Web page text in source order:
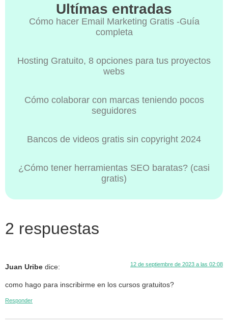
Ultímas entradas
Cómo hacer Email Marketing Gratis -Guía
completa
Hosting Gratuito, 8 opciones para tus proyectos
webs
Cómo colaborar con marcas teniendo pocos
seguidores
Bancos de videos gratis sin copyright 2024
¿Cómo tener herramientas SEO baratas? (casi
gratis)
2 respuestas
Juan Uribe dice: 12 de septiembre de 2023 a las 02:08
como hago para inscribirme en los cursos gratuitos?
Responder